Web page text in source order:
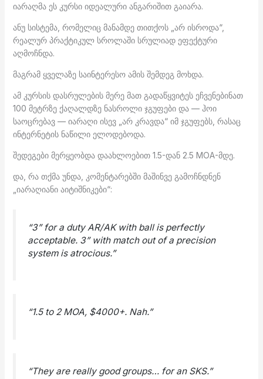
იარაღმა ეს კურსი იდეალური ანგარიშით გაიარა.
ანუ სისტემა, რომელიც მანამდე თითქოს „არ ისროდა“,
რეალურ პრაქტიკულ სროლაში სრულიად ეფექტური
აღმოჩნდა.
მაგრამ ყველაზე საინტერესო ამის შემდეგ მოხდა.
ამ კურსის დასრულების მერე მათ გადაწყვიტეს ეჩვენებინათ
100 მეტრზე ქაღალდზე ნასროლი ჯგუფები და — ჰოი
საოცრებავ — იარაღი ისევ „არ კრავდა“ იმ ჯგუფებს, რასაც
ინტერნეტის ნაწილი ელოდებოდა.
შედეგები მერყეობდა დაახლოებით 1.5-დან 2.5 MOA-მდე.
და, რა თქმა უნდა, კომენტარებში მაშინვე გამოჩნდნენ
„იარაღიანი აიტიშნიკები“:
“3” for a duty AR/AK with ball is perfectly
acceptable. 3” with match out of a precision
system is atrocious.”
“1.5 to 2 MOA, $4000+. Nah.”
“They are really good groups… for an SKS.”